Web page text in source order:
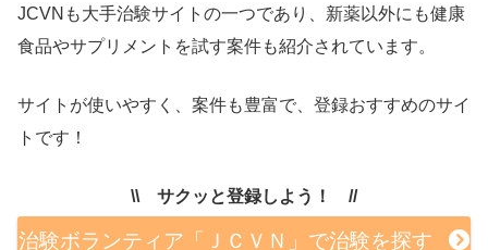
JCVNも大手治験サイトの一つであり、新薬以外にも健康
食品やサプリメントを試す案件も紹介されています。
サイトが使いやすく、案件も豊富で、登録おすすめのサイ
トです！
\\ サクッと登録しよう！ //
治験ボランティア「ＪＣＶＮ」で治験を探す